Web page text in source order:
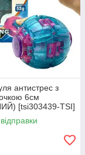
антистрес з
6см
[tsi303439-TSI]